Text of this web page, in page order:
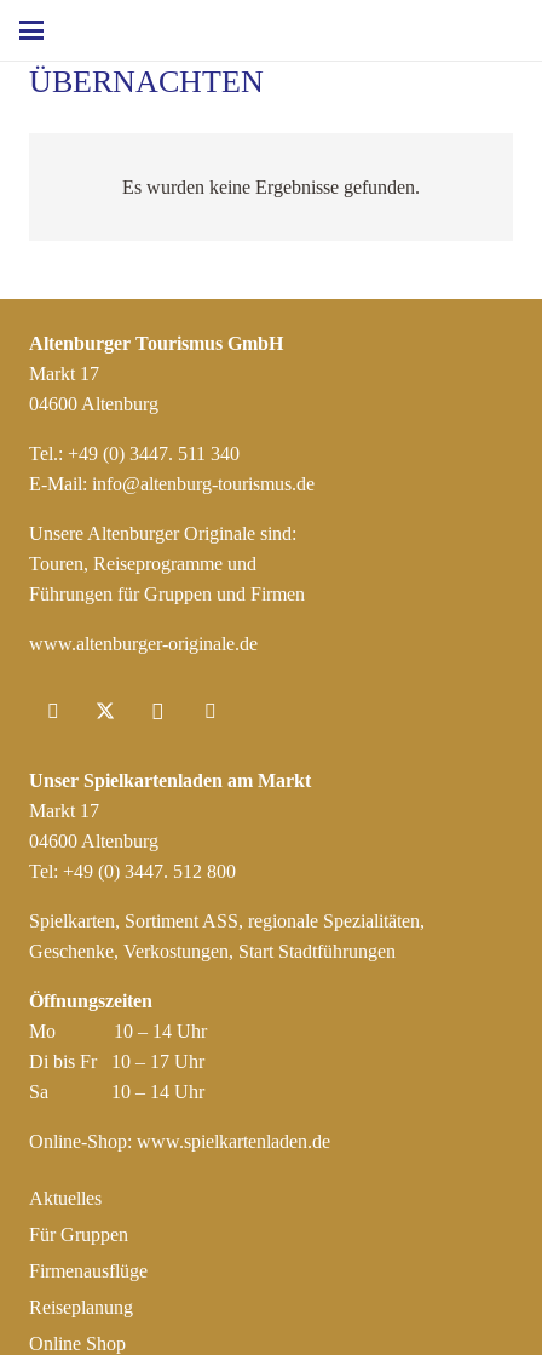
ÜBERNACHTEN
Es wurden keine Ergebnisse gefunden.
Altenburger Tourismus GmbH
Markt 17
04600 Altenburg
Tel.: +49 (0) 3447. 511 340
E-Mail: info@altenburg-tourismus.de
Unsere Altenburger Originale sind:
Touren, Reiseprogramme und
Führungen für Gruppen und Firmen
www.altenburger-originale.de
Unser Spielkartenladen am Markt
Markt 17
04600 Altenburg
Tel: +49 (0) 3447. 512 800
Spielkarten, Sortiment ASS, regionale Spezialitäten,
Geschenke, Verkostungen, Start Stadtführungen
Öffnungszeiten
Mo 10 – 14 Uhr
Di bis Fr 10 – 17 Uhr
Sa 10 – 14 Uhr
Online-Shop: www.spielkartenladen.de
Aktuelles
Für Gruppen
Firmenausflüge
Reiseplanung
Online Shop